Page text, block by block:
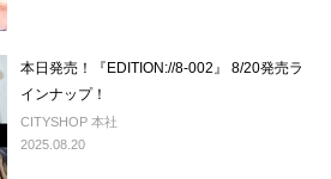
本日発売！『EDITION://8-002』 8/20発売ラ
インナップ！
CITYSHOP 本社
2025.08.20